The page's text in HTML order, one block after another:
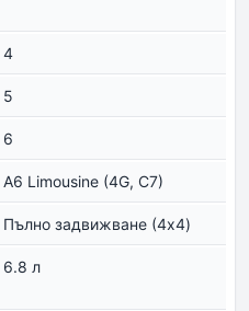
4
5
6
A6 Limousine (4G, C7)
Пълно задвижване (4x4)
6.8 л